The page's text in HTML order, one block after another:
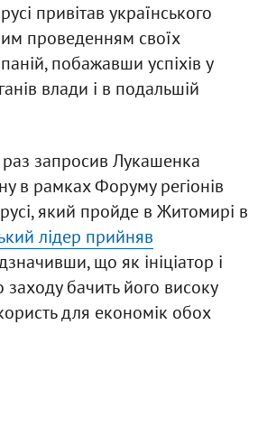
привітав українського
проведенням своїх
побажавши успіхів у
влади і в подальшій
запросив Лукашенка
в рамках Форуму регіонів
який пройде в Житомирі в
лідер прийняв
що як ініціатор і
заходу бачить його високу
для економік обох